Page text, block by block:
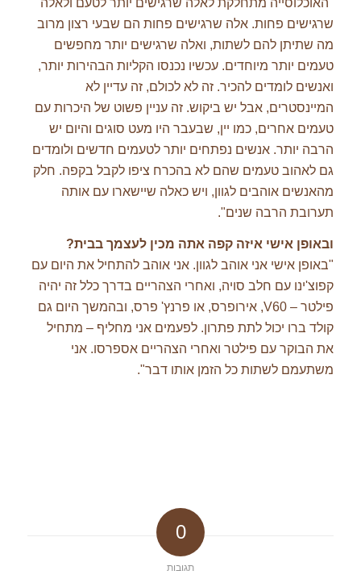
שרגישים פחות. אלה שרגישים פחות הם שבעי רצון מרוב
מה שתיתן להם לשתות, ואלה שרגישים יותר מחפשים
טעמים יותר מיוחדים. עכשיו נכנסו הקליות הבהירות יותר,
ואנשים לומדים להכיר. זה לא לכולם, זה עדיין לא
המיינסטרים, אבל יש ביקוש. זה עניין פשוט של היכרות עם
טעמים אחרים, כמו יין, שבעבר היו מעט סוגים והיום יש
הרבה יותר. אנשים נפתחים יותר לטעמים חדשים ולומדים
גם לאהוב טעמים שהם לא בהכרח ציפו לקבל בקפה. חלק
מהאנשים אוהבים לגוון, ויש כאלה שיישארו עם אותה
תערובת הרבה שנים".
ובאופן אישי איזה קפה אתה מכין לעצמך בבית?
"באופן אישי אני אוהב לגוון. אני אוהב להתחיל את היום עם
קפוצ'ינו עם חלב סויה, ואחרי הצהריים בדרך כלל זה יהיה
פילטר – V60, אירופרס, או פרנץ' פרס, ובהמשך היום גם
קולד ברו יכול לתת פתרון. לפעמים אני מחליף – מתחיל
את הבוקר עם פילטר ואחרי הצהריים אספרסו. אני
משתעמם לשתות כל הזמן אותו דבר".
0
תגובות